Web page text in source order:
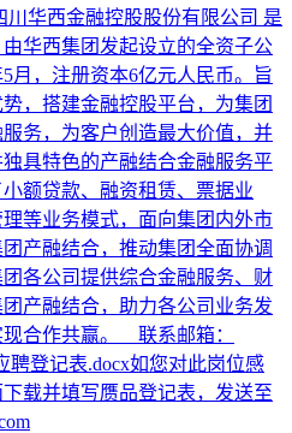
川华西金融控股股份有限公司 是
华西集团发起设立的全资子公
月，注册资本6亿元人民币。旨
，搭建金融控股平台，为集团
务，为客户创造最大价值，并
具特色的产融结合金融服务平
额贷款、融资租赁、票据业
等业务模式，面向集团内外市
产融结合，推动集团全面协调
各公司提供综合金融服务、财
产融结合，助力各公司业务发
合作共赢。 联系邮箱：
聘登记表.docx如您对此岗位感
载并填写赝品登记表，发送至